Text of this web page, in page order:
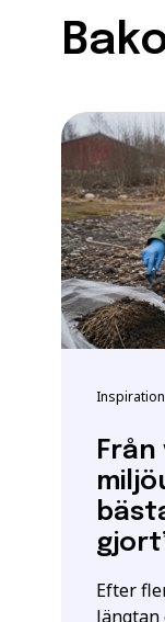
Inspiration
Från
Efter
längtan